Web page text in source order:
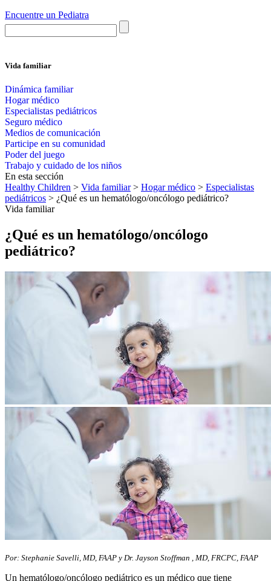
Encuentre un Pediatra
Vida familiar
Dinámica familiar
Hogar médico
Especialistas pediátricos
Seguro médico
Medios de comunicación
Participe en su comunidad
Poder del juego
Trabajo y cuidado de los niños
En esta sección
Healthy Children > Vida familiar> Hogar médico > Especialistas
pediátricos > ¿Qué es un hematólogo/oncólogo pediátrico?
Vida familiar
¿Qué es un hematólogo/oncólogo
pediátrico?
Por: Stephanie Savelli, MD, FAAP y Dr. Jayson Stoffman , MD, FRCPC, FAAP
Un hematólogo/oncólogo pediátrico es un médico que tiene